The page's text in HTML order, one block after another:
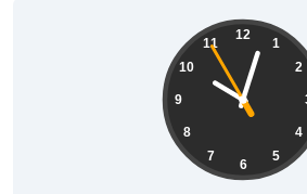
12
1
2
4
5
6
7
8
9
10
11